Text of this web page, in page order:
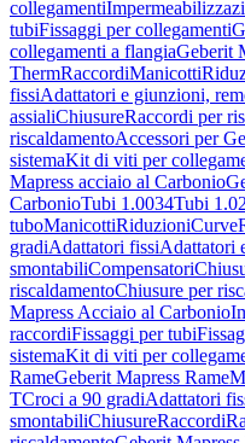
collegamenti
tubiFissaggi per collegamenti
collegamenti a flangiaGeberit
ThermRaccordiManicotti
fissiAdattatori e giunzioni,
assialiChiusureRaccordi per
riscaldamentoAccessori per
sistemaKit di viti per
Mapress acciaio al Carbonio
CarbonioTubi 1.0034Tubi
tuboManicottiRiduzioniCurve
gradiAdattatori fissiAdattatori
smontabiliCompensatori
riscaldamentoChiusure per
Mapress Acciaio al Carbonio
raccordiFissaggi per tubi
sistemaKit di viti per
RameGeberit Mapress Rame
TCroci a 90 gradiAdattatori
smontabiliChiusureRaccordi